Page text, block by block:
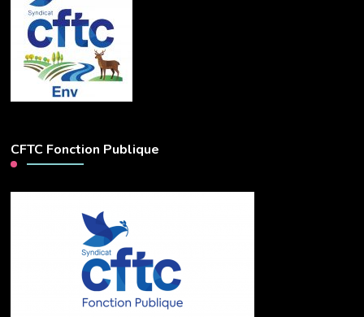
CFTC Fonction Publique